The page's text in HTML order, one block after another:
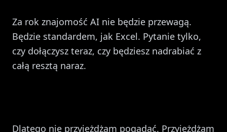
Za rok znajomość AI nie będzie przewagą.
Będzie standardem, jak Excel. Pytanie tylko,
czy dołączysz teraz, czy będziesz nadrabiać z
całą resztą naraz.
Dlatego nie przyjeżdżam pogadać. Przyjeżdżam